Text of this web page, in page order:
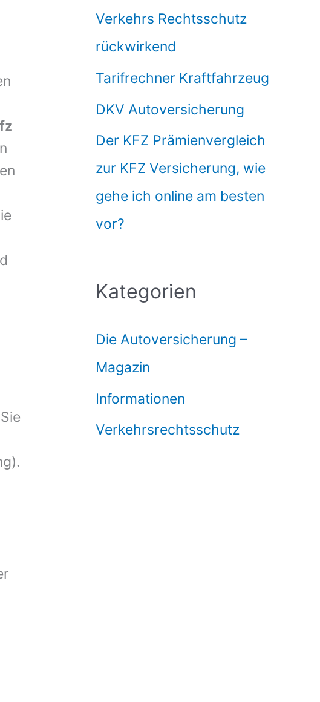
Verkehrs Rechtsschutz
rückwirkend
Tarifrechner Kraftfahrzeug
DKV Autoversicherung
Der KFZ Prämienvergleich
zur KFZ Versicherung, wie
gehe ich online am besten
vor?
Kategorien
Die Autoversicherung –
Magazin
Informationen
Verkehrsrechtsschutz